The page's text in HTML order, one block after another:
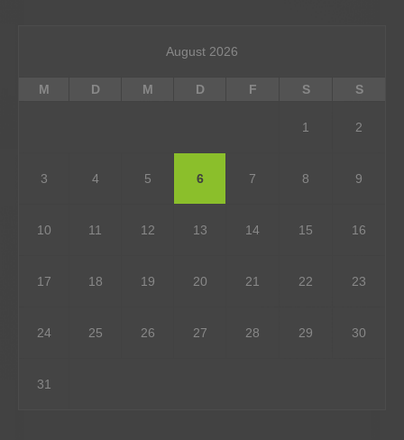
August 2026
M D M D F S S
1 2
3 4 5 6 7 8 9
10 11 12 13 14 15 16
17 18 19 20 21 22 23
24 25 26 27 28 29 30
31